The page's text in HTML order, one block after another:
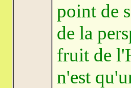
point de
de la
fruit de
n'est